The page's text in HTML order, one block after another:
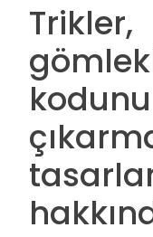
Trikler,